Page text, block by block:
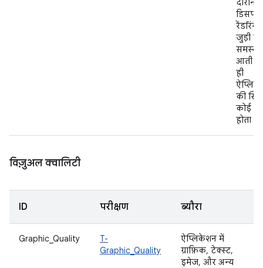
दौरान,
डिसप्ले
रेंडरिंग
जुड़ी
समस्या
आती
ही
की
कोई
होता है.
विज़ुअल क्वालिटी
ID परीक्षण ब्यौरा
Graphic_Quality
T-
Graphic_Quality
ऐप्लिकेशन में
ग्राफ़िक, टेक्स्ट,
इमेज, और अन्य